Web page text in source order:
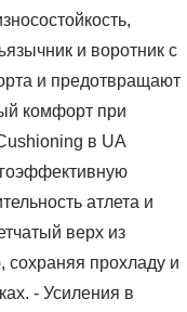
и воротник с
и предотвращают
комфорт при
в UA
атлета и
верх из
сохраняя прохладу и
- Усиления в